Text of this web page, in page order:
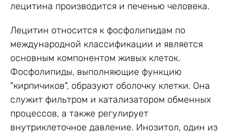
лецитина производится и печенью человека.
Лецитин относится к фосфолипидам по
международной классификации и является
основным компонентом живых клеток.
Фосфолипиды, выполняющие функцию
"кирпичиков", образуют оболочку клетки. Она
служит фильтром и катализатором обменных
процессов, а также регулирует
внутриклеточное давление. Инозитол, один из